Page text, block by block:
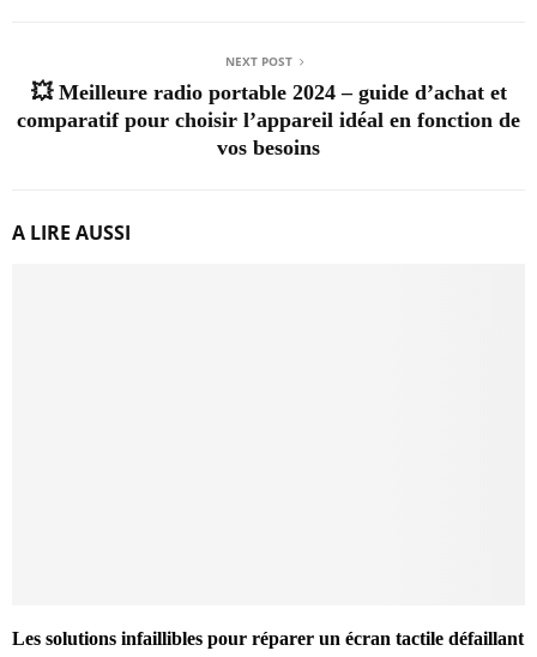
NEXT POST
💥 Meilleure radio portable 2024 – guide d’achat et
comparatif pour choisir l’appareil idéal en fonction de
vos besoins
A LIRE AUSSI
Les solutions infaillibles pour réparer un écran tactile défaillant